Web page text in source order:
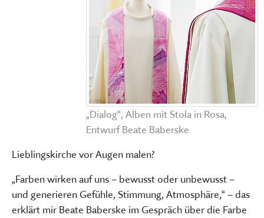
„Dialog“, Alben mit Stola in Rosa,
Entwurf Beate Baberske
Lieblingskirche vor Augen malen?
„Farben wirken auf uns – bewusst oder unbewusst –
und generieren Gefühle, Stimmung, Atmosphäre,“ – das
erklärt mir Beate Baberske im Gespräch über die Farbe